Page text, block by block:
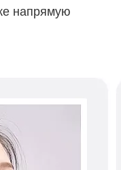
напрямую